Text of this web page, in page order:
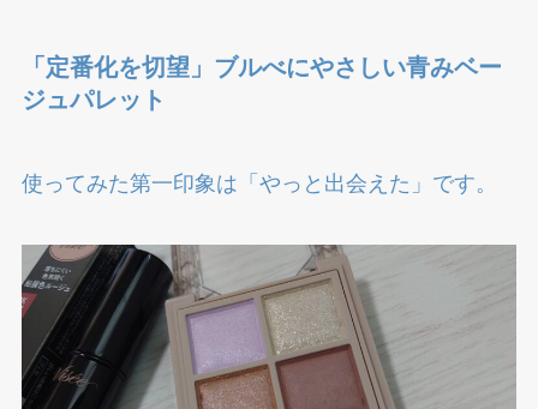
「定番化を切望」ブルべにやさしい青みベー
ジュパレット
使ってみた第一印象は「やっと出会えた」です。